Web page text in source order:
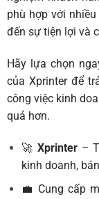
phù hợp với
đến sự tiện lợi và
Hãy lựa chọn
của Xprinter để
công việc kinh
quả hơn.
🚀 Xprinter–
kinh doanh,
💼 Cung cấp